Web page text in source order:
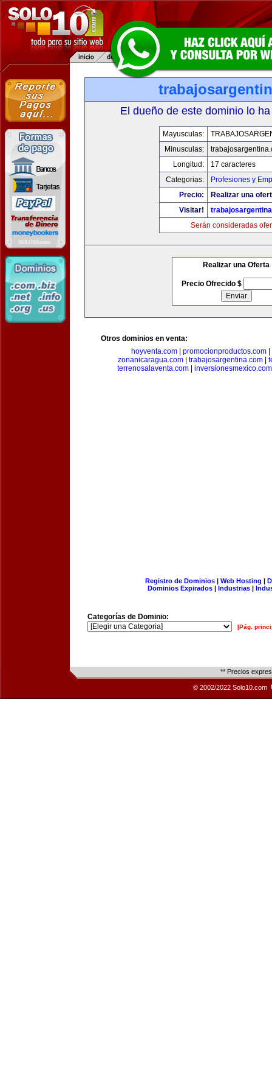
El dueño de este dominio lo
Mayusculas:
Minusculas:
Longitud:
17 caracteres
Categorias:
Profesiones y
Precio:
Realizar una
Visitar!
Serán consideradas
Realizar una Oferta
Precio Ofrecido $
Otros dominios en venta:
hoyventa.com| promocionproductos.com|
zonanicaragua.com
trabajosargentina.com
terrenosalaventa.com| inversionesmexico.com
Registro de Dominios| Web Hosting |
Dominios Expirados | Industrias |
Categorías de Dominio:
[Pág.
** Precios
© 2002/2022 Solo10.com